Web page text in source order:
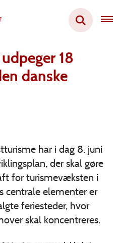
18
danske
har i dag 8. juni
der skal gøre
for turismevæksten i
centrale elementer er
feriesteder, hvor
skal koncentreres.